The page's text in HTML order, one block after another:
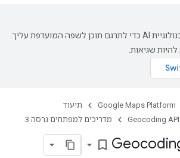
‫Google משתמשת בטכנולוגיית AI כדי לתרגם תוכן לשפה המועדפת עליך.
שגיאות.
Google Maps Platform
תיעוד
Geocoding API מדריכים למפתחים גרסה 3
bookmark_border